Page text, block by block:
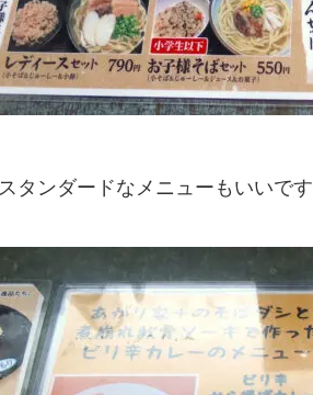
スタンダードなメニューもいいで